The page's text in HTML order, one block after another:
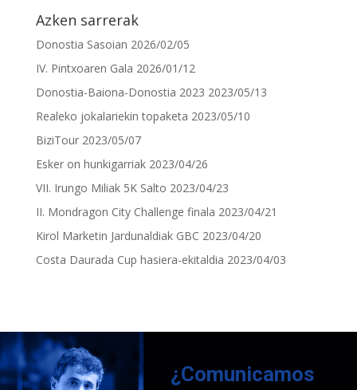
Azken sarrerak
Donostia Sasoian 2026/02/05
IV. Pintxoaren Gala 2026/01/12
Donostia-Baiona-Donostia 2023 2023/05/13
Realeko jokalariekin topaketa 2023/05/10
BiziTour 2023/05/07
Esker on hunkigarriak 2023/04/26
VII. Irungo Miliak 5K Salto 2023/04/23
II. Mondragon City Challenge finala 2023/04/21
Kirol Marketin Jardunaldiak GBC 2023/04/20
Costa Daurada Cup hasiera-ekitaldia 2023/04/03
¿Comunicamos